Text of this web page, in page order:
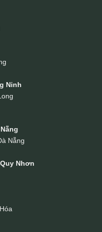
Ninh
Nẵng
Nhơn